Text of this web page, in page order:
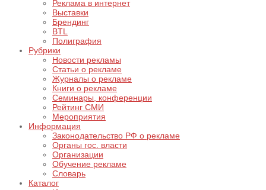
Реклама в интернет
Выставки
Брендинг
BTL
Полиграфия
Рубрики
Новости рекламы
Статьи о рекламе
Журналы о рекламе
Книги о рекламе
Семинары, конференции
Рейтинг СМИ
Мероприятия
Информация
Законодательство РФ о рекламе
Органы гос. власти
Организации
Обучение рекламе
Словарь
Каталог